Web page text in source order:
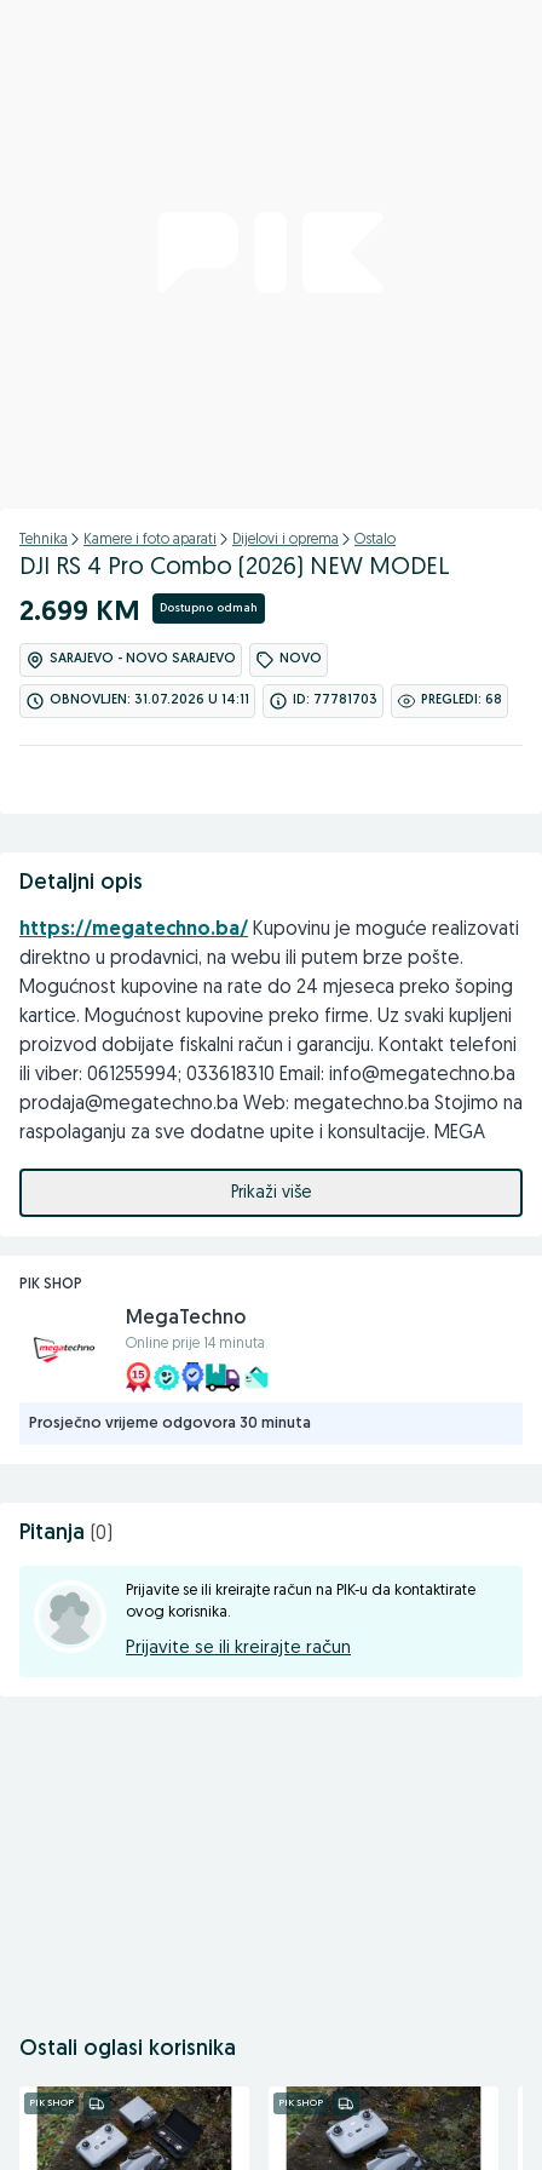
Tehnika Kamere i foto aparati Dijelovi i oprema Ostalo
DJI RS 4 Pro Combo (2026) NEW MODEL
2.699 KM Dostupno odmah
SARAJEVO - NOVO SARAJEVO NOVO
OBNOVLJEN: 31.07.2026 U 14:11 ID: 77781703 PREGLEDI: 68
Detaljni opis
https://megatechno.ba/ Kupovinu je moguće realizovati
direktno u prodavnici, na webu ili putem brze pošte.
Mogućnost kupovine na rate do 24 mjeseca preko šoping
kartice. Mogućnost kupovine preko firme. Uz svaki kupljeni
proizvod dobijate fiskalni račun i garanciju. Kontakt telefoni
ili viber: 061255994; 033618310 Email: info@megatechno.ba
prodaja@megatechno.ba Web: megatechno.ba Stojimo na
raspolaganju za sve dodatne upite i konsultacije. MEGA
Prikaži više
PIK SHOP
MegaTechno
Online prije 14 minuta
Prosječno vrijeme odgovora 30 minuta
Pitanja (0)
Prijavite se ili kreirajte račun na PIK-u da kontaktirate
ovog korisnika.
Prijavite se ili kreirajte račun
Ostali oglasi korisnika
PIK SHOP PIK SHOP